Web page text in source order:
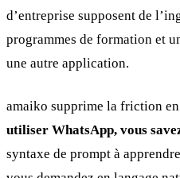
d’entreprise supposent de
programmes de formation et
une autre application.
amaiko supprime la friction
utiliser WhatsApp, vous
syntaxe de prompt à